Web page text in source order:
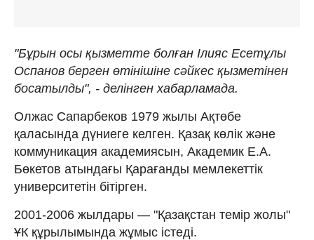
"Бұрын осы қызметте болған Ілияс Есетұлы
Оспанов берген өтінішіне сәйкес қызметінен
босатылды", - делінген хабарламада.
Олжас Сапарбеков 1979 жылы Ақтөбе
қаласында дүниеге келген. Қазақ көлік және
коммуникация академиясын, Академик Е.А.
Бөкетов атындағы Қарағанды мемлекеттік
университетін бітірген.
2001-2006 жылдары — "Қазақстан темір жолы"
ҰК құрылымында жұмыс істеді.